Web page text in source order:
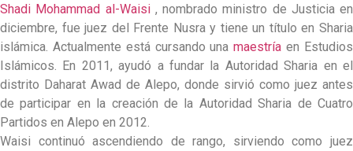
Shadi Mohammad al-Waisi, nombrado ministro de Justicia en
diciembre, fue juez del Frente Nusra y tiene un título en Sharia
islámica. Actualmente está cursando unamaestría en Estudios
Islámicos. En 2011, ayudó a fundar la Autoridad Sharia en el
distrito Daharat Awad de Alepo, donde sirvió como juez antes
de participar en la creación de la Autoridad Sharia de Cuatro
Partidos en Alepo en 2012.
Waisi continuó ascendiendo de rango, sirviendo como juez